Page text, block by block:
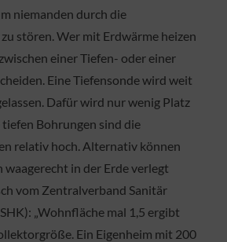
niemanden durch die
stören. Wer mit Erdwärme heizen
einer Tiefen- oder einer
Eine Tiefensonde wird weit
Dafür wird nur wenig Platz
Bohrungen sind die
relativ hoch. Alternativ können
in der Erde verlegt
vom Zentralverband Sanitär
„Wohnfläche mal 1,5 ergibt
Ein Eigenheim mit 200